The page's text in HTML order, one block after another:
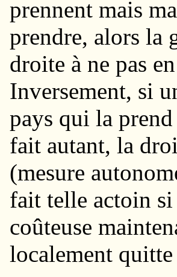
prennent mais
prendre, alors la
droite à ne pas
Inversement, si
pays qui la
fait autant, la
(mesure
fait telle actoin si
coûteuse
localement